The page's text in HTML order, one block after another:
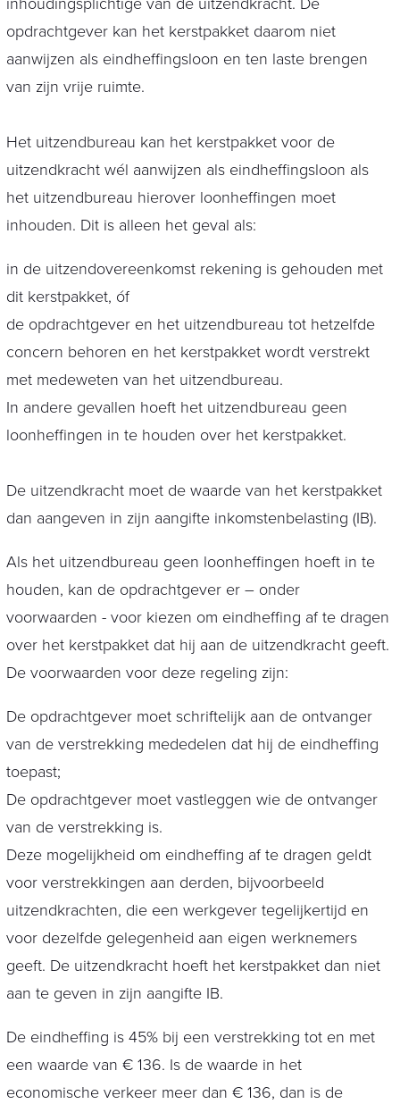
opdrachtgever kan het kerstpakket daarom niet
aanwijzen als eindheffingsloon en ten laste brengen
van zijn vrije ruimte.
Het uitzendbureau kan het kerstpakket voor de
uitzendkracht wél aanwijzen als eindheffingsloon als
het uitzendbureau hierover loonheffingen moet
inhouden. Dit is alleen het geval als:
in de uitzendovereenkomst rekening is gehouden met
dit kerstpakket, óf
de opdrachtgever en het uitzendbureau tot hetzelfde
concern behoren en het kerstpakket wordt verstrekt
met medeweten van het uitzendbureau.
In andere gevallen hoeft het uitzendbureau geen
loonheffingen in te houden over het kerstpakket.
De uitzendkracht moet de waarde van het kerstpakket
dan aangeven in zijn aangifte inkomstenbelasting (IB).
Als het uitzendbureau geen loonheffingen hoeft in te
houden, kan de opdrachtgever er – onder
voorwaarden - voor kiezen om eindheffing af te dragen
over het kerstpakket dat hij aan de uitzendkracht geeft.
De voorwaarden voor deze regeling zijn:
De opdrachtgever moet schriftelijk aan de ontvanger
van de verstrekking mededelen dat hij de eindheffing
toepast;
De opdrachtgever moet vastleggen wie de ontvanger
van de verstrekking is.
Deze mogelijkheid om eindheffing af te dragen geldt
voor verstrekkingen aan derden, bijvoorbeeld
uitzendkrachten, die een werkgever tegelijkertijd en
voor dezelfde gelegenheid aan eigen werknemers
geeft. De uitzendkracht hoeft het kerstpakket dan niet
aan te geven in zijn aangifte IB.
De eindheffing is 45% bij een verstrekking tot en met
een waarde van € 136. Is de waarde in het
economische verkeer meer dan € 136, dan is de